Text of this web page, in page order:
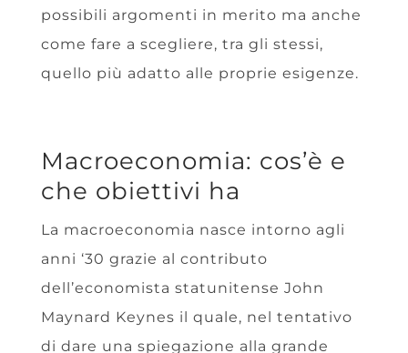
possibili argomenti in merito ma anche
come fare a scegliere, tra gli stessi,
quello più adatto alle proprie esigenze.
Macroeconomia: cos’è e
che obiettivi ha
La macroeconomia nasce intorno agli
anni ‘30 grazie al contributo
dell’economista statunitense John
Maynard Keynes il quale, nel tentativo
di dare una spiegazione alla grande